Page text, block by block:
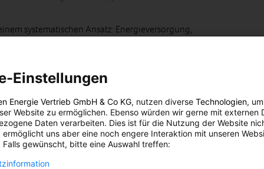
systematischen Ansatz: Energieversorgung,
Beschaffung und Mobilität wurden nach klaren
Der ORF setzt beim Catering für Crew, Delegationen,
60% Bio‑Lebensmittel – tatsächlich erreicht wurden
die Anforderungen des Umweltzeichens und wird zu einem
Bio‑Landwirtschaft
Einstellungen
Energie Vertrieb GmbH & Co KG, nutzen diverse Technologien,
Website zu ermöglichen. Ebenso würden wir gerne mit externen
Daten verarbeiten. Dies ist für die Nutzung der Website
ermöglicht uns aber eine noch engere Interaktion mit unseren
Falls gewünscht, bitte eine Auswahl treffen: